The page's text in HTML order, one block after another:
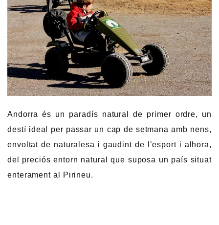
Andorra és un paradís natural de primer ordre, un
destí ideal per passar un cap de setmana amb nens,
envoltat de naturalesa i gaudint de l’esport i alhora,
del preciós entorn natural que suposa un país situat
enterament al Pirineu.